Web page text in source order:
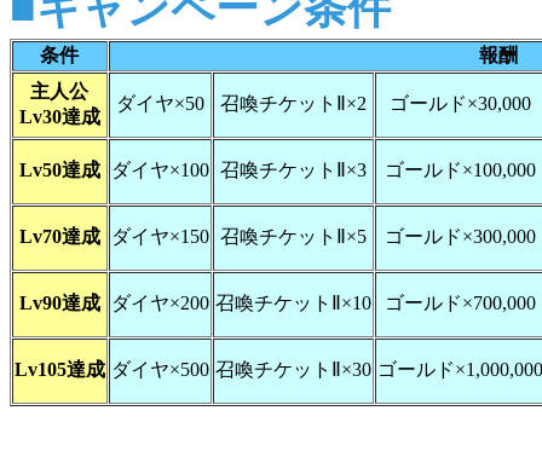
条件
報酬
主人公
Lv30達成
ダイヤ×50 召喚チケットⅡ×2 ゴールド×30,000
Lv50達成 ダイヤ×100 召喚チケットⅡ×3 ゴールド×100,000
Lv70達成 ダイヤ×150 召喚チケットⅡ×5 ゴールド×300,000
Lv90達成 ダイヤ×200 召喚チケットⅡ×10 ゴールド×700,000
Lv105達成 ダイヤ×500 召喚チケットⅡ×30 ゴールド×1,000,000